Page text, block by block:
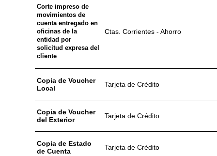
Corte impreso de
movimientos de
cuenta entregado en
oficinas de la
entidad por
solicitud expresa del
cliente
Ctas. Corrientes - Ahorro
Copia de Voucher
Local
Tarjeta de Crédito
Copia de Voucher
del Exterior
Tarjeta de Crédito
Copia de Estado
de Cuenta
Tarjeta de Crédito